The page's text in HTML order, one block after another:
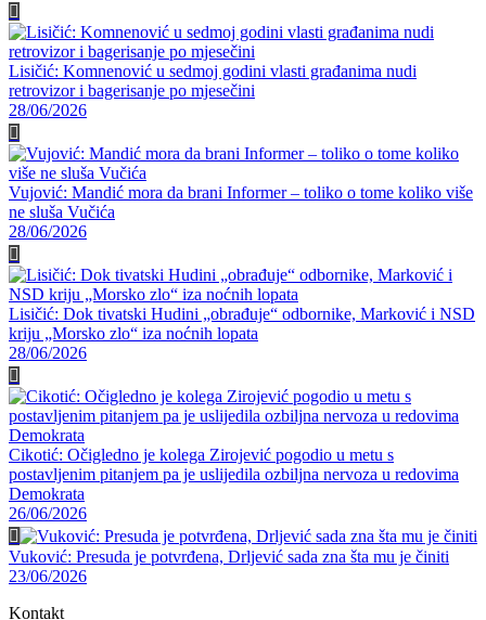
Lisičić: Komnenović u sedmoj godini vlasti građanima nudi
retrovizor i bagerisanje po mjesečini
28/06/2026
Vujović: Mandić mora da brani Informer – toliko o tome koliko više
ne sluša Vučića
28/06/2026
Lisičić: Dok tivatski Hudini „obrađuje“ odbornike, Marković i NSD
kriju „Morsko zlo“ iza noćnih lopata
28/06/2026
Cikotić: Očigledno je kolega Zirojević pogodio u metu s
postavljenim pitanjem pa je uslijedila ozbiljna nervoza u redovima
Demokrata
26/06/2026
Vuković: Presuda je potvrđena, Drljević sada zna šta mu je činiti
23/06/2026
Kontakt